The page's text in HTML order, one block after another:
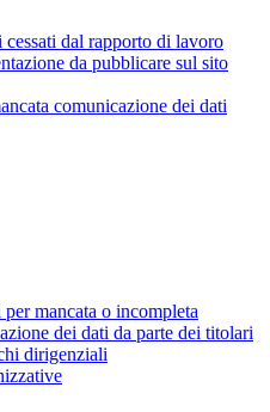
dal rapporto di lavoro
da pubblicare sul sito
comunicazione dei dati
per mancata o incompleta
dei dati da parte dei titolari
dirigenziali